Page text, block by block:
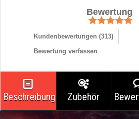
Bewertung
Kundenbewertungen (313)
Bewertung verfassen
Beschreibung Zubehör